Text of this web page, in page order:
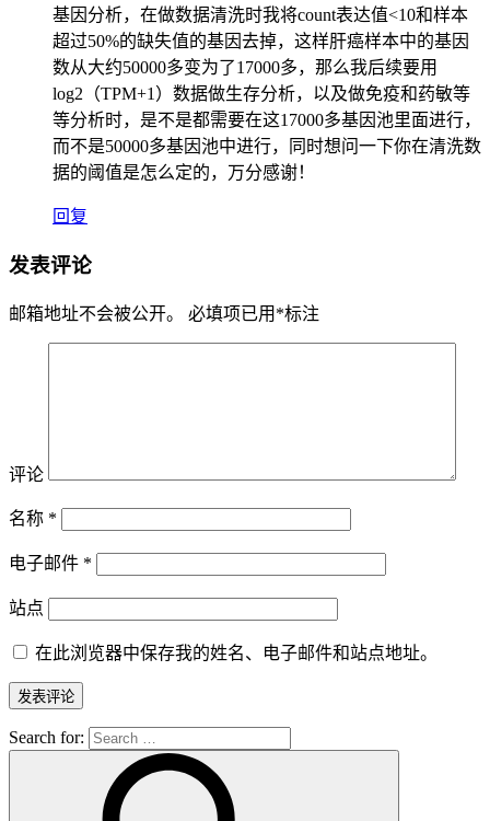
基因分析，在做数据清洗时我将count表达值<10和样本
超过50%的缺失值的基因去掉，这样肝癌样本中的基因
数从大约50000多变为了17000多，那么我后续要用
log2（TPM+1）数据做生存分析，以及做免疫和药敏等
等分析时，是不是都需要在这17000多基因池里面进行，
而不是50000多基因池中进行，同时想问一下你在清洗数
据的阈值是怎么定的，万分感谢！
回复
发表评论
邮箱地址不会被公开。 必填项已用 *标注
评论
名称 *
电子邮件 *
站点
在此浏览器中保存我的姓名、电子邮件和站点地址。
Search for: